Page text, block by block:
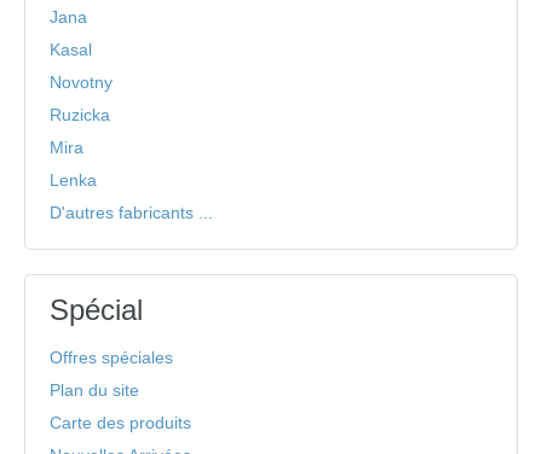
Jana
Kasal
Novotny
Ruzicka
Mira
Lenka
D'autres fabricants ...
Spécial
Offres spéciales
Plan du site
Carte des produits